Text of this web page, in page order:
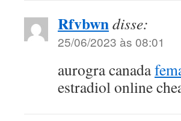
Rfvbwndisse:
25/06/2023 às 08:01
aurogra canada
estradiol online